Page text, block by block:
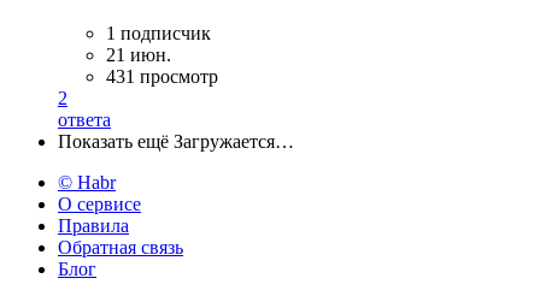
1 подписчик
21 июн.
431 просмотр
2
ответа
Показать ещё Загружается…
© Habr
О сервисе
Правила
Обратная связь
Блог